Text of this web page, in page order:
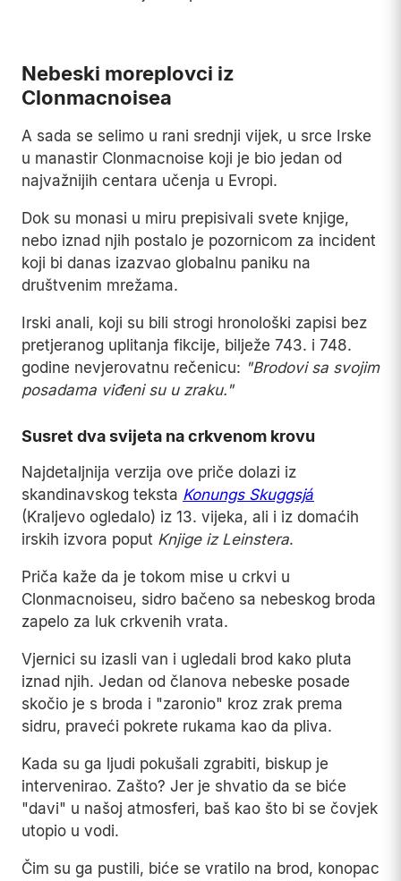
Nebeski moreplovci iz
Clonmacnoisea
A sada se selimo u rani srednji vijek, u srce Irske
u manastir Clonmacnoise koji je bio jedan od
najvažnijih centara učenja u Evropi.
Dok su monasi u miru prepisivali svete knjige,
nebo iznad njih postalo je pozornicom za incident
koji bi danas izazvao globalnu paniku na
društvenim mrežama.
Irski anali, koji su bili strogi hronološki zapisi bez
pretjeranog uplitanja fikcije, bilježe 743. i 748.
godine nevjerovatnu rečenicu: "Brodovi sa svojim
posadama viđeni su u zraku."
Susret dva svijeta na crkvenom krovu
Najdetaljnija verzija ove priče dolazi iz
skandinavskog teksta Konungs Skuggsjá
(Kraljevo ogledalo) iz 13. vijeka, ali i iz domaćih
irskih izvora poput Knjige iz Leinstera.
Priča kaže da je tokom mise u crkvi u
Clonmacnoiseu, sidro bačeno sa nebeskog broda
zapelo za luk crkvenih vrata.
Vjernici su izasli van i ugledali brod kako pluta
iznad njih. Jedan od članova nebeske posade
skočio je s broda i "zaronio" kroz zrak prema
sidru, praveći pokrete rukama kao da pliva.
Kada su ga ljudi pokušali zgrabiti, biskup je
intervenirao. Zašto? Jer je shvatio da se biće
"davi" u našoj atmosferi, baš kao što bi se čovjek
utopio u vodi.
Čim su ga pustili, biće se vratilo na brod, konopac